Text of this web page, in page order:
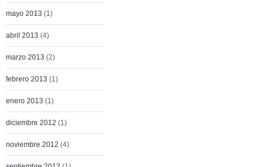
mayo 2013 (1)
abril 2013 (4)
marzo 2013 (2)
febrero 2013 (1)
enero 2013 (1)
diciembre 2012 (1)
noviembre 2012 (4)